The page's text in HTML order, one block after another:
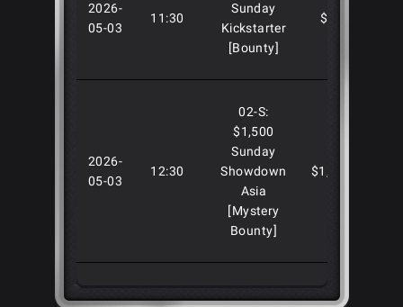
2026-
05-03
11:30
Sunday
Kickstarter
[Bounty]
$10
2026-
05-03
12:30
02-S:
$1,500
Sunday
Showdown
Asia
[Mystery
Bounty]
$1,500